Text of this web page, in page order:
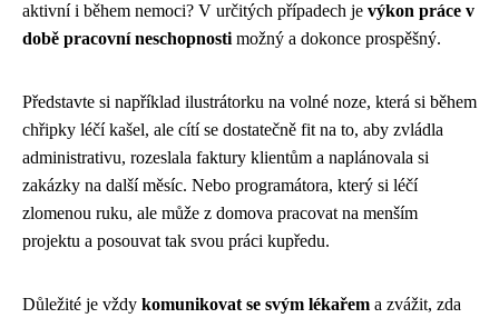
aktivní i během nemoci? V určitých případech je výkon práce v
době pracovní neschopnosti možný a dokonce prospěšný.
Představte si například ilustrátorku na volné noze, která si během
chřipky léčí kašel, ale cítí se dostatečně fit na to, aby zvládla
administrativu, rozeslala faktury klientům a naplánovala si
zakázky na další měsíc. Nebo programátora, který si léčí
zlomenou ruku, ale může z domova pracovat na menším
projektu a posouvat tak svou práci kupředu.
Důležité je vždy komunikovat se svým lékařem a zvážit, zda